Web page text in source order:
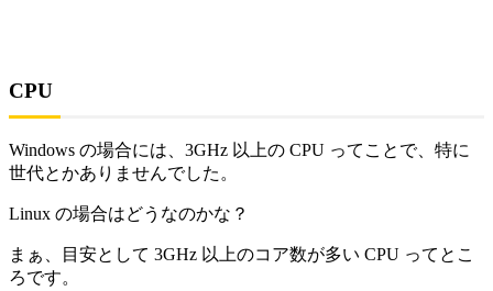
CPU
Windows の場合には、3GHz 以上の CPU ってことで、特に
世代とかありませんでした。
Linux の場合はどうなのかな？
まぁ、 目安として 3GHz 以上のコア数が多い CPU ってとこ
ろです。